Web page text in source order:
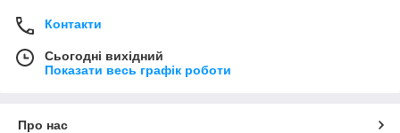
Контакти
Сьогодні вихідний
Показати весь графік роботи
Про нас